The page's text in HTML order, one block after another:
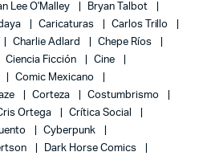
Lee O'Malley
Bryan Talbot
Caricaturas
Carlos Trillo
Charlie Adlard
Chepe Ríos
Ciencia Ficción
Cine
Comic Mexicano
Corteza
Costumbrismo
Ortega
Crítica Social
Cyberpunk
Dark Horse Comics